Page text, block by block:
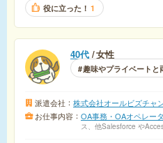
役に立った！ 1
40代 女性
趣味やプライベートと
派遣会社 株式会社オールビズチャ
お仕事内容 OA事務・OAオペレー
ス、他Salesforce や